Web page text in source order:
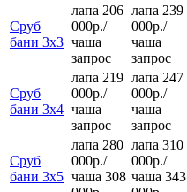
Сруб
бани 3х3
лапа 206
000р./
чаша
запрос
лапа 239
000р./
чаша
запрос
Сруб
бани 3х4
лапа 219
000р./
чаша
запрос
лапа 247
000р./
чаша
запрос
Сруб
бани 3х5
лапа 280
000р./
чаша 308
лапа 310
000р./
чаша 343